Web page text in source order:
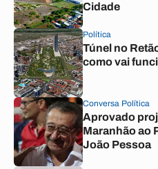
Cidade
Política
Túnel no
como vai
Conversa Política
Aprovado
Maranhão ao
João Pessoa